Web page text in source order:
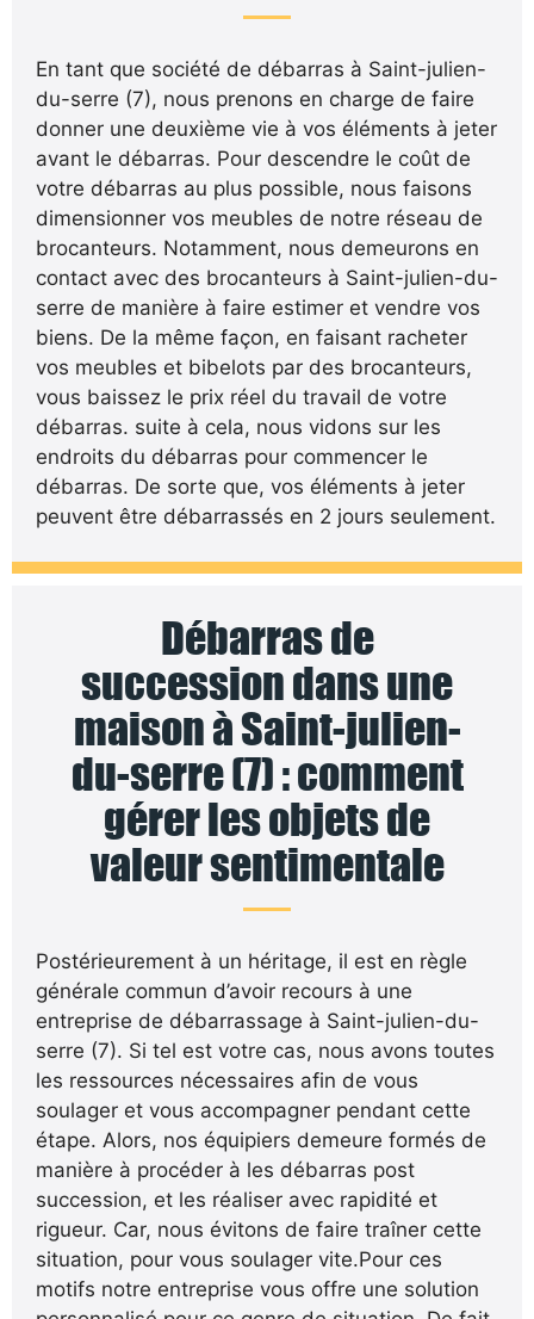
En tant que société de débarras à Saint-julien-
du-serre (7), nous prenons en charge de faire
donner une deuxième vie à vos éléments à jeter
avant le débarras. Pour descendre le coût de
votre débarras au plus possible, nous faisons
dimensionner vos meubles de notre réseau de
brocanteurs. Notamment, nous demeurons en
contact avec des brocanteurs à Saint-julien-du-
serre de manière à faire estimer et vendre vos
biens. De la même façon, en faisant racheter
vos meubles et bibelots par des brocanteurs,
vous baissez le prix réel du travail de votre
débarras. suite à cela, nous vidons sur les
endroits du débarras pour commencer le
débarras. De sorte que, vos éléments à jeter
peuvent être débarrassés en 2 jours seulement.
Débarras de
succession dans une
maison à Saint-julien-
du-serre (7) : comment
gérer les objets de
valeur sentimentale
Postérieurement à un héritage, il est en règle
générale commun d’avoir recours à une
entreprise de débarrassage à Saint-julien-du-
serre (7). Si tel est votre cas, nous avons toutes
les ressources nécessaires afin de vous
soulager et vous accompagner pendant cette
étape. Alors, nos équipiers demeure formés de
manière à procéder à les débarras post
succession, et les réaliser avec rapidité et
rigueur. Car, nous évitons de faire traîner cette
situation, pour vous soulager vite.Pour ces
motifs notre entreprise vous offre une solution